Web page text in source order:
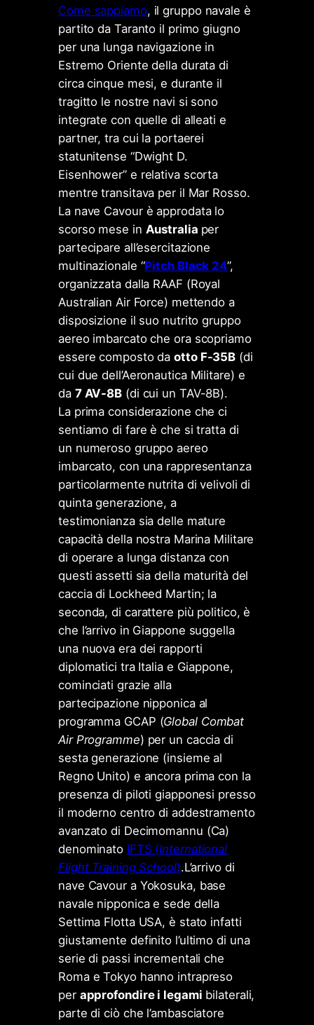
Come sappiamo, il gruppo navale è
partito da Taranto il primo giugno
per una lunga navigazione in
Estremo Oriente della durata di
circa cinque mesi, e durante il
tragitto le nostre navi si sono
integrate con quelle di alleati e
partner, tra cui la portaerei
statunitense “Dwight D.
Eisenhower” e relativa scorta
mentre transitava per il Mar Rosso.
La nave Cavour è approdata lo
scorso mese in Australia per
partecipare all’esercitazione
multinazionale “Pitch Black 24”,
organizzata dalla RAAF (Royal
Australian Air Force) mettendo a
disposizione il suo nutrito gruppo
aereo imbarcato che ora scopriamo
essere composto daotto F-35B (di
cui due dell’Aeronautica Militare) e
da 7 AV-8B (di cui un TAV-8B).
La prima considerazione che ci
sentiamo di fare è che si tratta di
un numeroso gruppo aereo
imbarcato, con una rappresentanza
particolarmente nutrita di velivoli di
quinta generazione, a
testimonianza sia delle mature
capacità della nostra Marina Militare
di operare a lunga distanza con
questi assetti sia della maturità del
caccia di Lockheed Martin; la
seconda, di carattere più politico, è
che l’arrivo in Giappone suggella
una nuova era dei rapporti
diplomatici tra Italia e Giappone,
cominciati grazie alla
partecipazione nipponica al
programma GCAP (Global Combat
Air Programme) per un caccia di
sesta generazione (insieme al
Regno Unito) e ancora prima con la
presenza di piloti giapponesi presso
il moderno centro di addestramento
avanzato di Decimomannu (Ca)
denominato IFTS (International
Flight Training School).L’arrivo di
nave Cavour a Yokosuka, base
navale nipponica e sede della
Settima Flotta USA, è stato infatti
giustamente definito l’ultimo di una
serie di passi incrementali che
Roma e Tokyo hanno intrapreso
per approfondire i legami bilaterali,
parte di ciò che l’ambasciatore